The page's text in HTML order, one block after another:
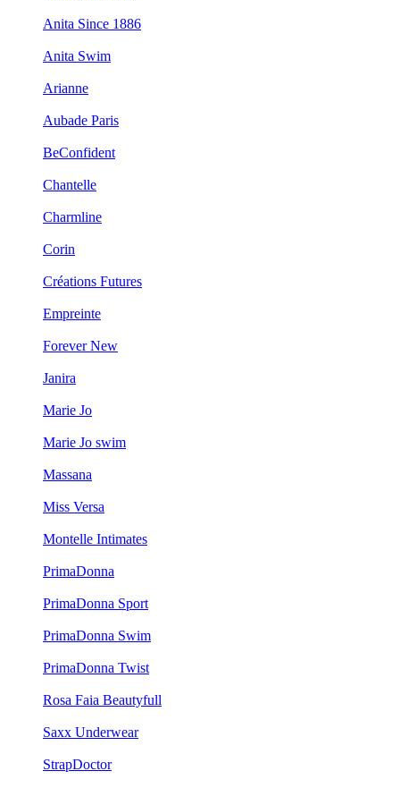
Anita Since 1886
Anita Swim
Arianne
Aubade Paris
BeConfident
Chantelle
Charmline
Corin
Créations Futures
Empreinte
Forever New
Janira
Marie Jo
Marie Jo swim
Massana
Miss Versa
Montelle Intimates
PrimaDonna
PrimaDonna Sport
PrimaDonna Swim
PrimaDonna Twist
Rosa Faia Beautyfull
Saxx Underwear
StrapDoctor